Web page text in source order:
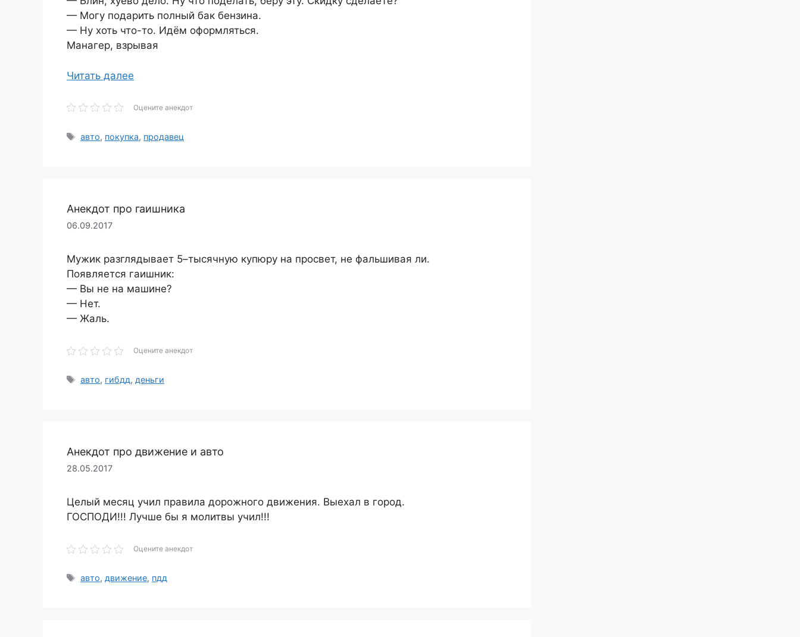
— Могу подарить полный бак бензина.
— Ну хоть что-то. Идём оформляться.
Манагер, взрывая
Читать далее
Оцените анекдот
Метки
авто, покупка, продавец
Анекдот про гаишника
06.09.2017
Мужик разглядывает 5–тысячную купюру на просвет, не фальшивая ли.
Появляется гаишник:
— Вы не на машине?
— Нет.
— Жаль.
Оцените анекдот
Метки
авто, гибдд, деньги
Анекдот про движение и авто
28.05.2017
Целый месяц учил правила дорожного движения. Выехал в город.
ГОСПОДИ!!! Лучше бы я молитвы учил!!!
Оцените анекдот
Метки
авто, движение, пдд